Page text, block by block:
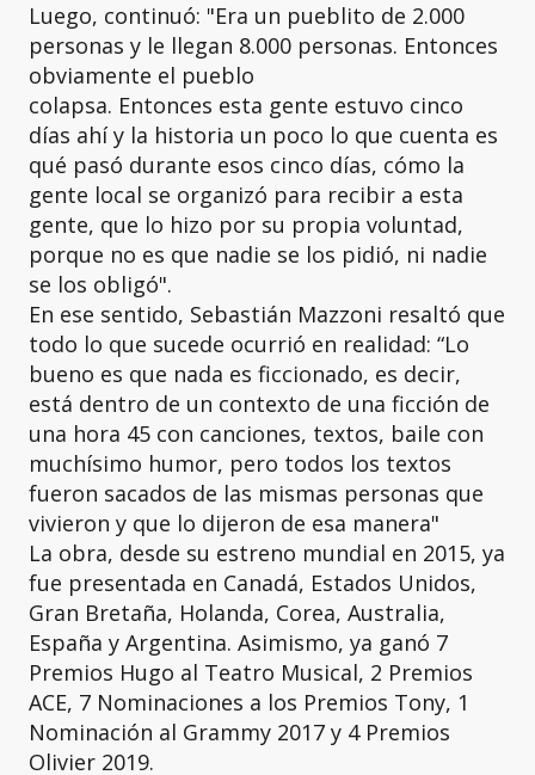
Luego, continuó: "Era un pueblito de 2.000
personas y le llegan 8.000 personas. Entonces
obviamente el pueblo
colapsa. Entonces esta gente estuvo cinco
días ahí y la historia un poco lo que cuenta es
qué pasó durante esos cinco días, cómo la
gente local se organizó para recibir a esta
gente, que lo hizo por su propia voluntad,
porque no es que nadie se los pidió, ni nadie
se los obligó".
En ese sentido, Sebastián Mazzoni resaltó que
todo lo que sucede ocurrió en realidad: “Lo
bueno es que nada es ficcionado, es decir,
está dentro de un contexto de una ficción de
una hora 45 con canciones, textos, baile con
muchísimo humor, pero todos los textos
fueron sacados de las mismas personas que
vivieron y que lo dijeron de esa manera"
La obra, desde su estreno mundial en 2015, ya
fue presentada en Canadá, Estados Unidos,
Gran Bretaña, Holanda, Corea, Australia,
España y Argentina. Asimismo, ya ganó 7
Premios Hugo al Teatro Musical, 2 Premios
ACE, 7 Nominaciones a los Premios Tony, 1
Nominación al Grammy 2017 y 4 Premios
Olivier 2019.